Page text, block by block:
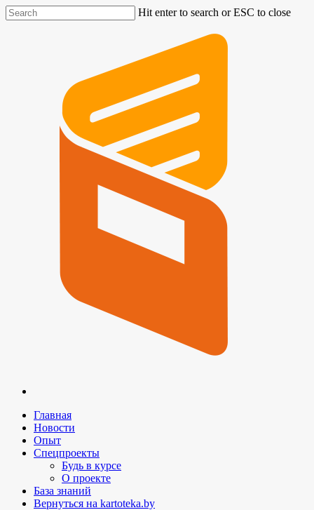
Hit enter to search or ESC to close
Главная
Новости
Опыт
Спецпроекты
Будь в курсе
О проекте
База знаний
Вернуться на kartoteka.by